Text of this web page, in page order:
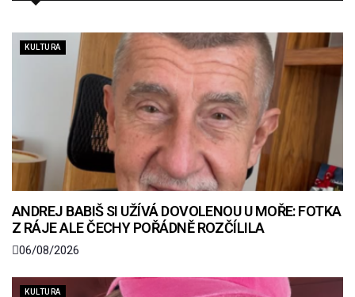
KULTURA
ANDREJ BABIŠ SI UŽÍVÁ DOVOLENOU U MOŘE: FOTKA
Z RÁJE ALE ČECHY POŘÁDNĚ ROZČÍLILA
06/08/2026
KULTURA